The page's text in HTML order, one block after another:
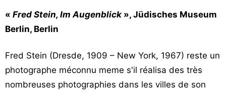
« Fred Stein, Im Augenblick », Jüdisches Museum
Berlin, Berlin
Fred Stein (Dresde, 1909 – New York, 1967) reste un
photographe méconnu meme s'il réalisa des très
nombreuses photographies dans les villes de son